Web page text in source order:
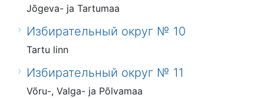
Jõgeva- ja Tartumaa
Избирательный округ № 10
Tartu linn
Избирательный округ № 11
Võru-, Valga- ja Põlvamaa